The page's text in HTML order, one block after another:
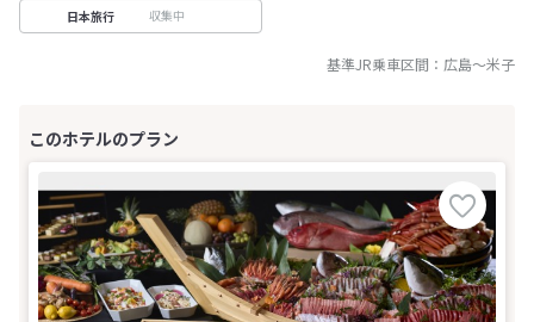
日本旅行 収集中
基準JR乗車区間： 広島～米子